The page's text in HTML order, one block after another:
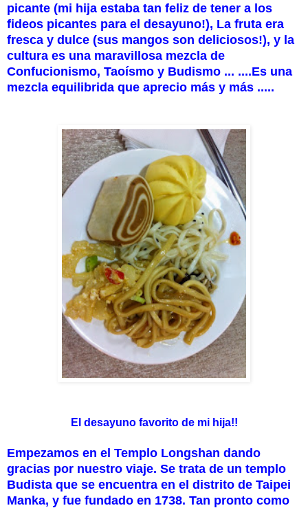
picante (mi hija estaba tan feliz de tener a los
fideos picantes para el desayuno!), La fruta era
fresca y dulce (sus mangos son deliciosos!), y la
cultura es una maravillosa mezcla de
Confucionismo, Taoísmo y Budismo ... ....Es una
mezcla equilibrida que aprecio más y más .....
El desayuno favorito de mi hija!!
Empezamos en el Templo Longshan dando
gracias por nuestro viaje. Se trata de un templo
Budista que se encuentra en el distrito de Taipei
Manka, y fue fundado en 1738. Tan pronto como